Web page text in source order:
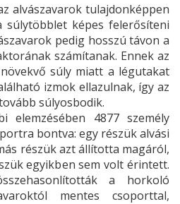
alvászavarok tulajdonképpen
képes felerősíteni
pedig hosszú távon a
számítanak. Ennek az
súly miatt a légutakat
izmok ellazulnak, így az
súlyosbodik.
elemzésében 4877 személy
bontva: egy részük alvási
részük azt állította magáról,
egyikben sem volt érintett.
a horkoló
mentes csoporttal,